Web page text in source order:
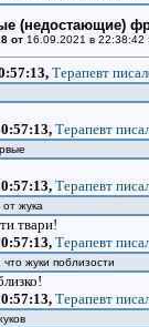
(недостающие)
от16.09.2021 в 22:38:42
Терапевт
Терапевт
Терапевт
от жука
твари!
Терапевт
что жуки поблизости
Терапевт